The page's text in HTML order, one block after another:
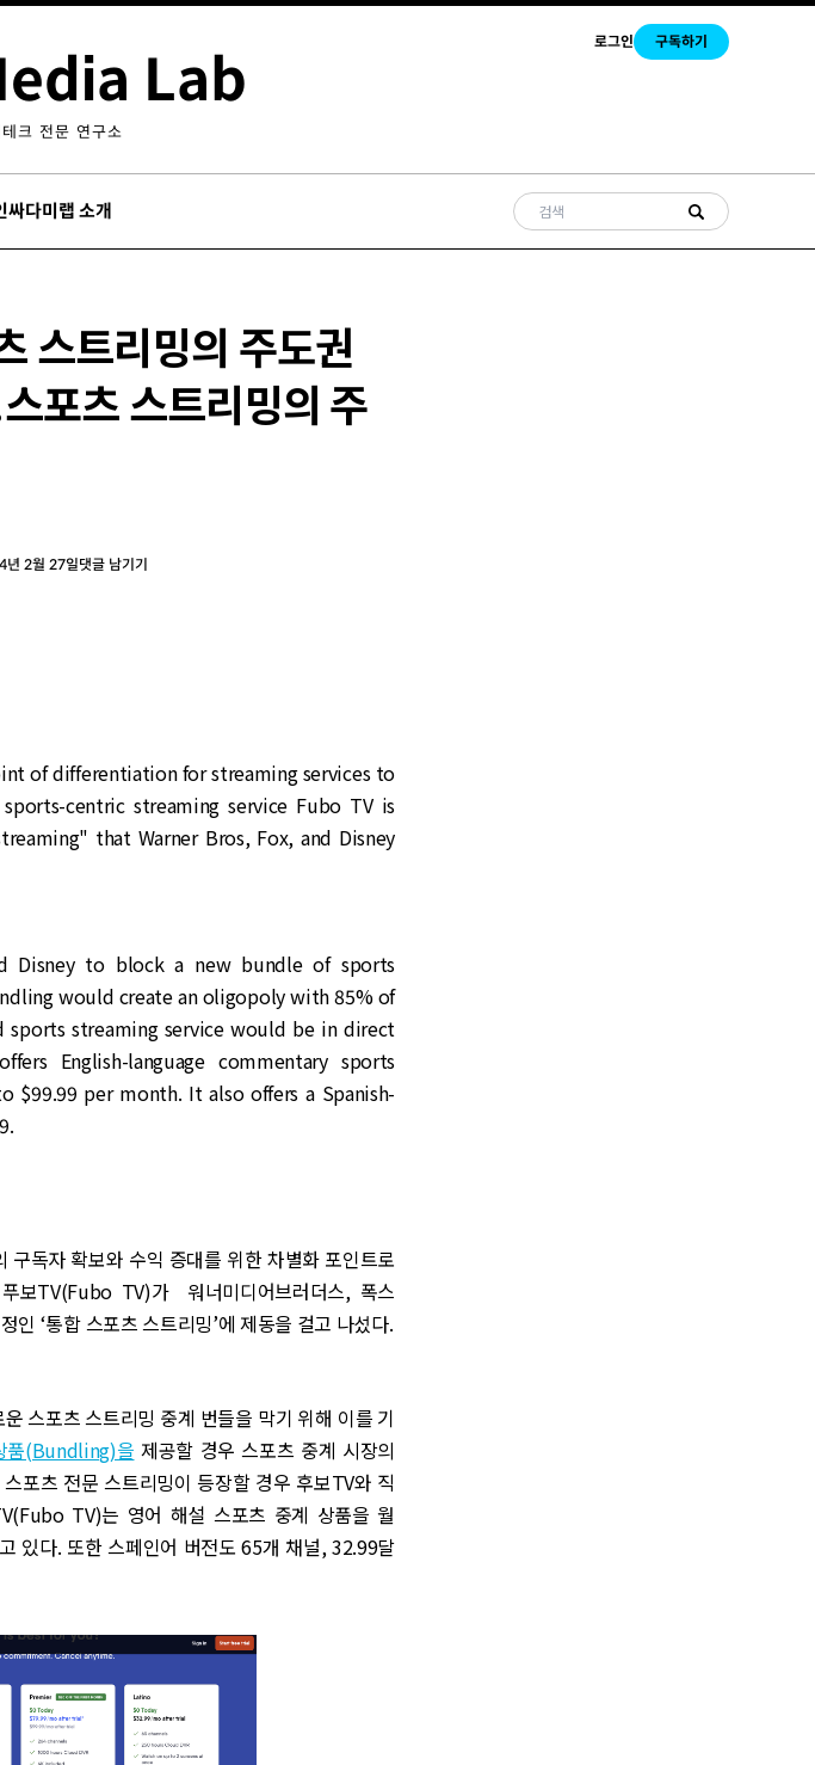
로그인 구독하기
Lab
크 전문 연구소
싸다미랩 소개
스트리밍의 주도권
포츠 스트리밍의 주
년 2월 27일댓글 남기기
of differentiation for streaming services to
centric streaming service Fubo TV is
that Warner Bros, Fox, and Disney
Disney to block a new bundle of sports
would create an oligopoly with 85% of
sports streaming service would be in direct
English-language commentary sports
$99.99 per month. It also offers a Spanish-
독자 확보와 수익 증대를 위한 차별화 포인트로
보TV(Fubo TV)가 워너미디어브러더스, 폭스
‘통합 스포츠 스트리밍’에 제동을 걸고 나섰다.
스포츠 스트리밍 중계 번들을 막기 위해 이를 기
품(Bundling)을 제공할 경우 스포츠 중계 시장의
포츠 전문 스트리밍이 등장할 경우 후보TV와 직
TV)는 영어 해설 스포츠 중계 상품을 월
있다. 또한 스페인어 버전도 65개 채널, 32.99달